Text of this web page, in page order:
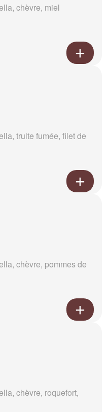
chèvre, miel
truite fumée, filet de
chèvre, pommes de
chèvre, roquefort,